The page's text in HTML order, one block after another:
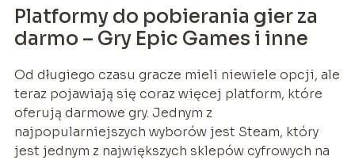
Platformy do pobierania gier za
darmo – Gry Epic Games i inne
Od długiego czasu gracze mieli niewiele opcji, ale
teraz pojawiają się coraz więcej platform, które
oferują darmowe gry. Jednym z
najpopularniejszych wyborów jest Steam, który
jest jednym z największych sklepów cyfrowych na